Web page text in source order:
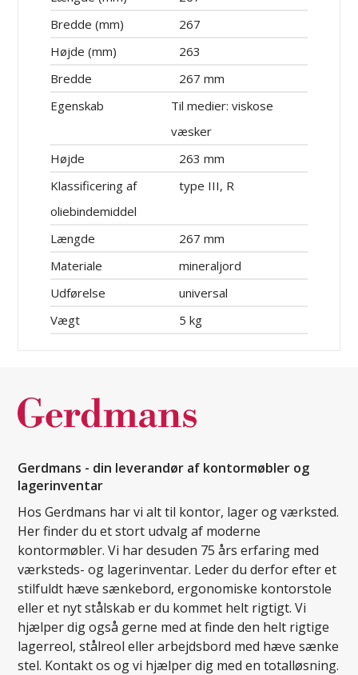
Bredde (mm)
267
Højde (mm)
263
Bredde
267 mm
Egenskab
Til medier: viskose
væsker
Højde
263 mm
Klassificering af
oliebindemiddel
type III, R
Længde
267 mm
Materiale
mineraljord
Udførelse
universal
Vægt
5 kg
Gerdmans - din leverandør af kontormøbler og
lagerinventar
Hos Gerdmans har vi alt til kontor, lager og værksted.
Her finder du et stort udvalg af moderne
kontormøbler. Vi har desuden 75 års erfaring med
værksteds- og lagerinventar. Leder du derfor efter et
stilfuldt hæve sænkebord, ergonomiske kontorstole
eller et nyt stålskab er du kommet helt rigtigt. Vi
hjælper dig også gerne med at finde den helt rigtige
lagerreol, stålreol eller arbejdsbord med hæve sænke
stel. Kontakt os og vi hjælper dig med en totalløsning.